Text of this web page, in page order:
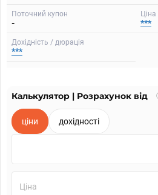
Поточний купон
-
Ціна
***
Дохідність / дюрація
***
Калькулятор | Розрахунок від
ціни дохідності
Ціна